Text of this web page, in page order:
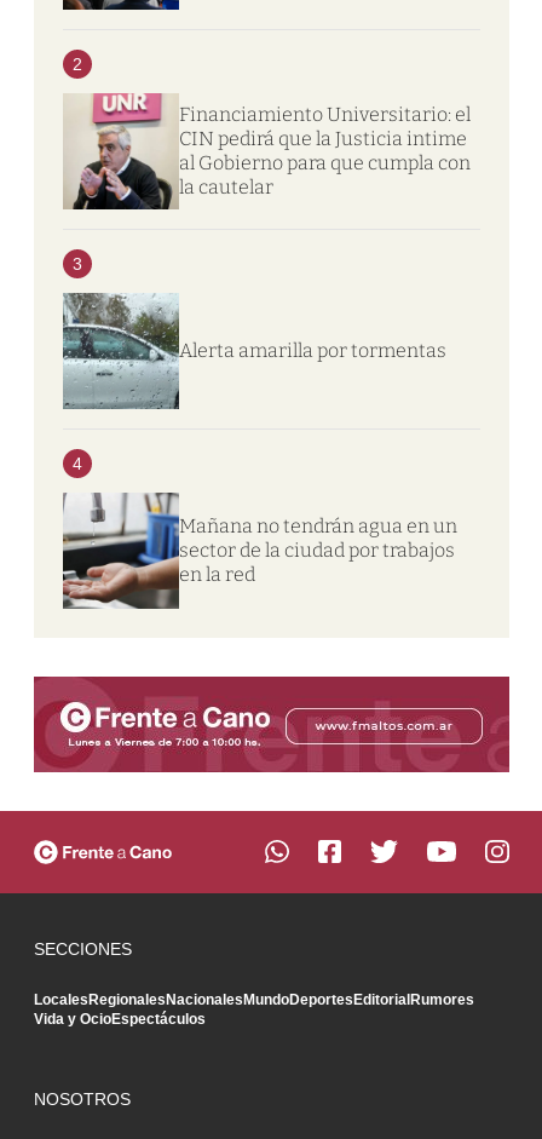
2
Financiamiento Universitario: el
CIN pedirá que la Justicia intime
al Gobierno para que cumpla con
la cautelar
3
Alerta amarilla por tormentas
4
Mañana no tendrán agua en un
sector de la ciudad por trabajos
en la red
SECCIONES
LocalesRegionalesNacionalesMundoDeportesEditorialRumores
Vida y OcioEspectáculos
NOSOTROS